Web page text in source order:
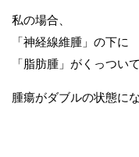
私の場合、
「神経線維腫」の下に
「脂肪腫」がくっつい
腫瘍がダブルの状態に